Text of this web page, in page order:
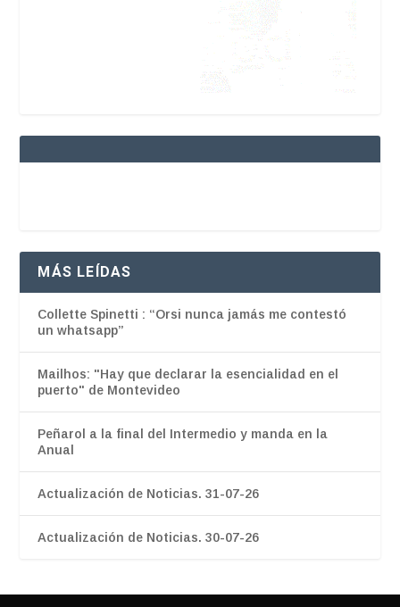
MÁS LEÍDAS
Collette Spinetti : “Orsi nunca jamás me contestó
un whatsapp”
Mailhos: "Hay que declarar la esencialidad en el
puerto" de Montevideo
Peñarol a la final del Intermedio y manda en la
Anual
Actualización de Noticias. 31-07-26
Actualización de Noticias. 30-07-26